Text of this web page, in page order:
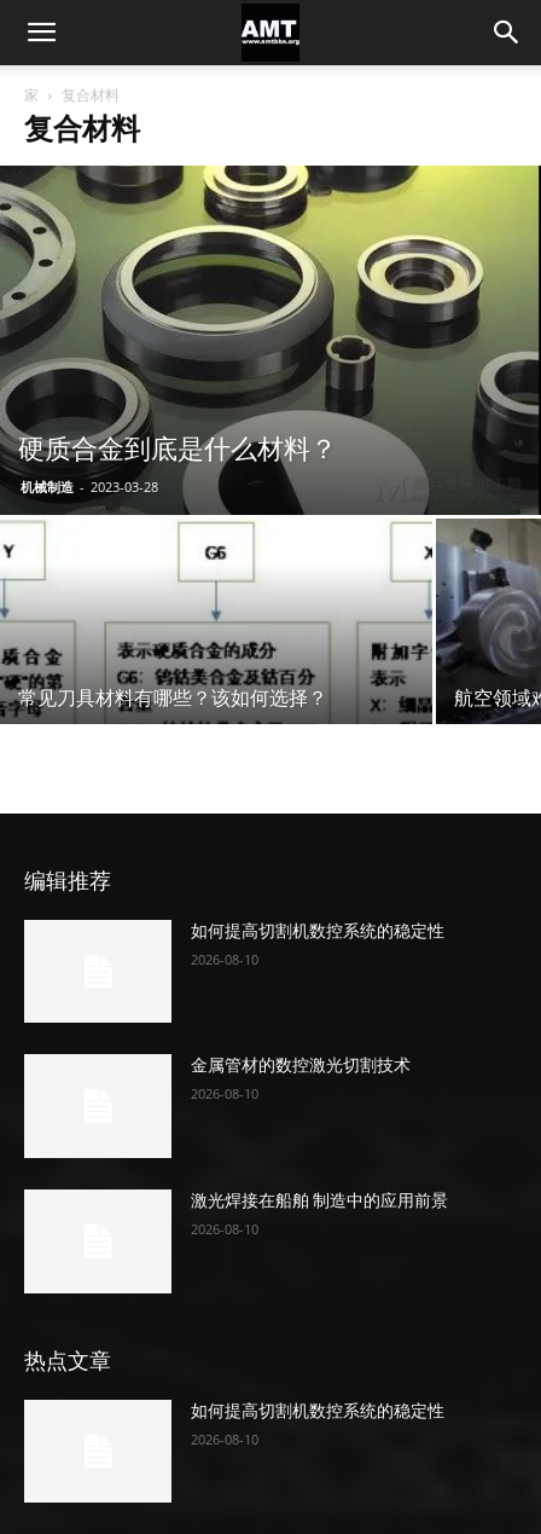
家 复合材料
复合材料
硬质合金到底是什么材料？
机械制造 - 2023-03-28
常见刀具材料有哪些？该如何选择？ 航空领域
编辑推荐
如何提高切割机数控系统的稳定性
2026-08-10
金属管材的数控激光切割技术
2026-08-10
激光焊接在船舶 制造中的应用前景
2026-08-10
热点文章
如何提高切割机数控系统的稳定性
2026-08-10